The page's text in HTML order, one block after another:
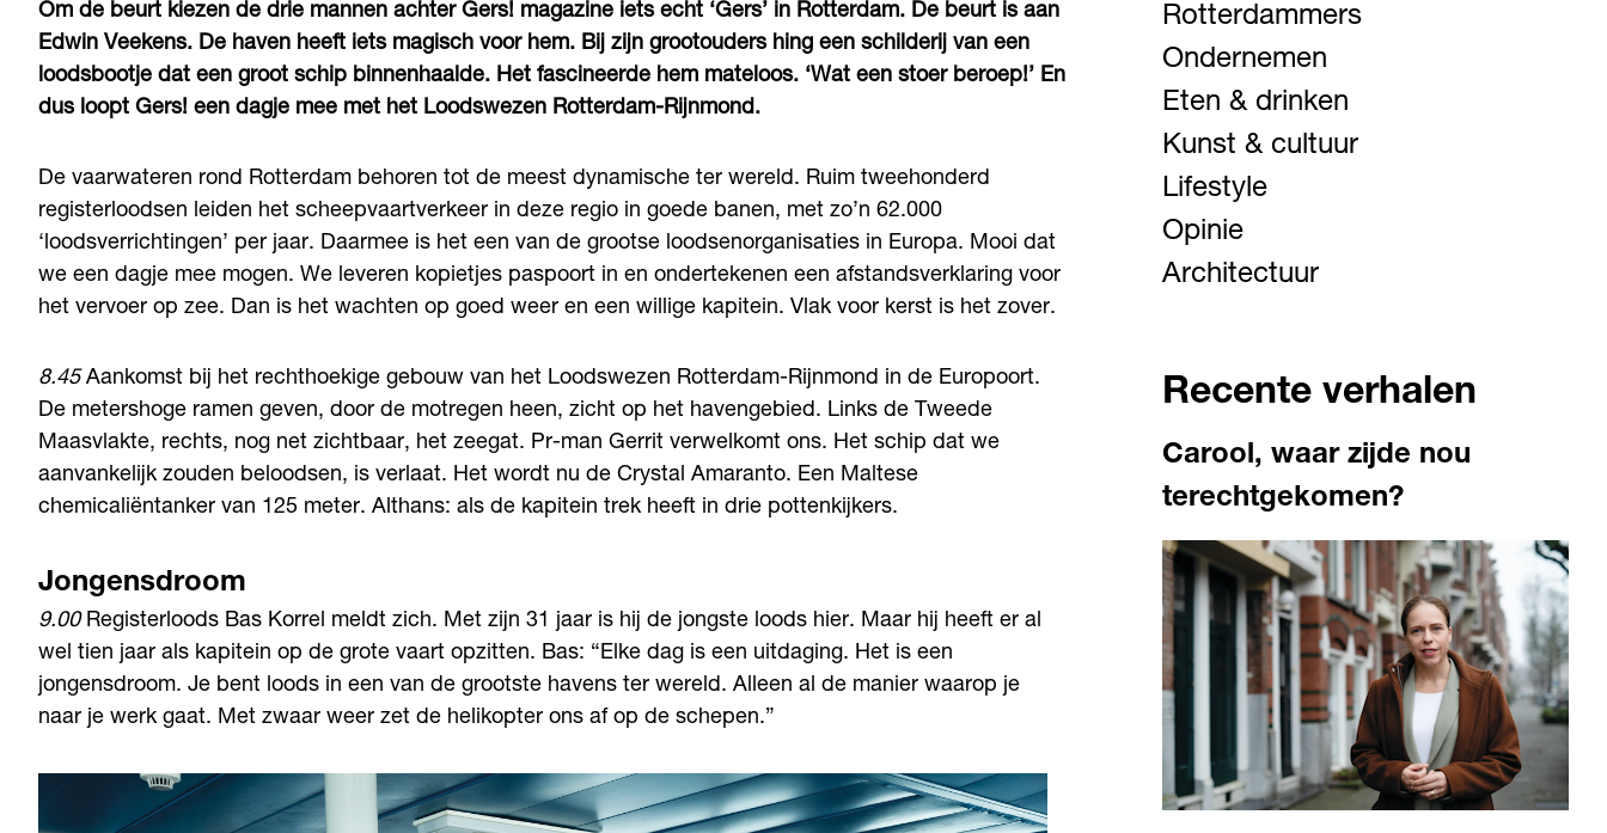
Om de beurt kiezen de drie mannen achter Gers! magazine iets echt ‘Gers’ in Rotterdam. De beurt is aan
Edwin Veekens. De haven heeft iets magisch voor hem. Bij zijn grootouders hing een schilderij van een
loodsbootje dat een groot schip binnenhaalde. Het fascineerde hem mateloos. ‘Wat een stoer beroep!’ En
dus loopt Gers! een dagje mee met het Loodswezen Rotterdam-Rijnmond.
De vaarwateren rond Rotterdam behoren tot de meest dynamische ter wereld. Ruim tweehonderd
registerloodsen leiden het scheepvaartverkeer in deze regio in goede banen, met zo’n 62.000
‘loodsverrichtingen’ per jaar. Daarmee is het een van de grootse loodsenorganisaties in Europa. Mooi dat
we een dagje mee mogen. We leveren kopietjes paspoort in en ondertekenen een afstandsverklaring voor
het vervoer op zee. Dan is het wachten op goed weer en een willige kapitein. Vlak voor kerst is het zover.
8.45 Aankomst bij het rechthoekige gebouw van het Loodswezen Rotterdam-Rijnmond in de Europoort.
De metershoge ramen geven, door de motregen heen, zicht op het havengebied. Links de Tweede
Maasvlakte, rechts, nog net zichtbaar, het zeegat. Pr-man Gerrit verwelkomt ons. Het schip dat we
aanvankelijk zouden beloodsen, is verlaat. Het wordt nu de Crystal Amaranto. Een Maltese
chemicaliëntanker van 125 meter. Althans: als de kapitein trek heeft in drie pottenkijkers.
Jongensdroom
9.00 Registerloods Bas Korrel meldt zich. Met zijn 31 jaar is hij de jongste loods hier. Maar hij heeft er al
wel tien jaar als kapitein op de grote vaart opzitten. Bas: “Elke dag is een uitdaging. Het is een
jongensdroom. Je bent loods in een van de grootste havens ter wereld. Alleen al de manier waarop je
naar je werk gaat. Met zwaar weer zet de helikopter ons af op de schepen.”
Rotterdammers
Ondernemen
Eten & drinken
Kunst & cultuur
Lifestyle
Opinie
Architectuur
Recente verhalen
Carool, waar zijde nou
terechtgekomen?